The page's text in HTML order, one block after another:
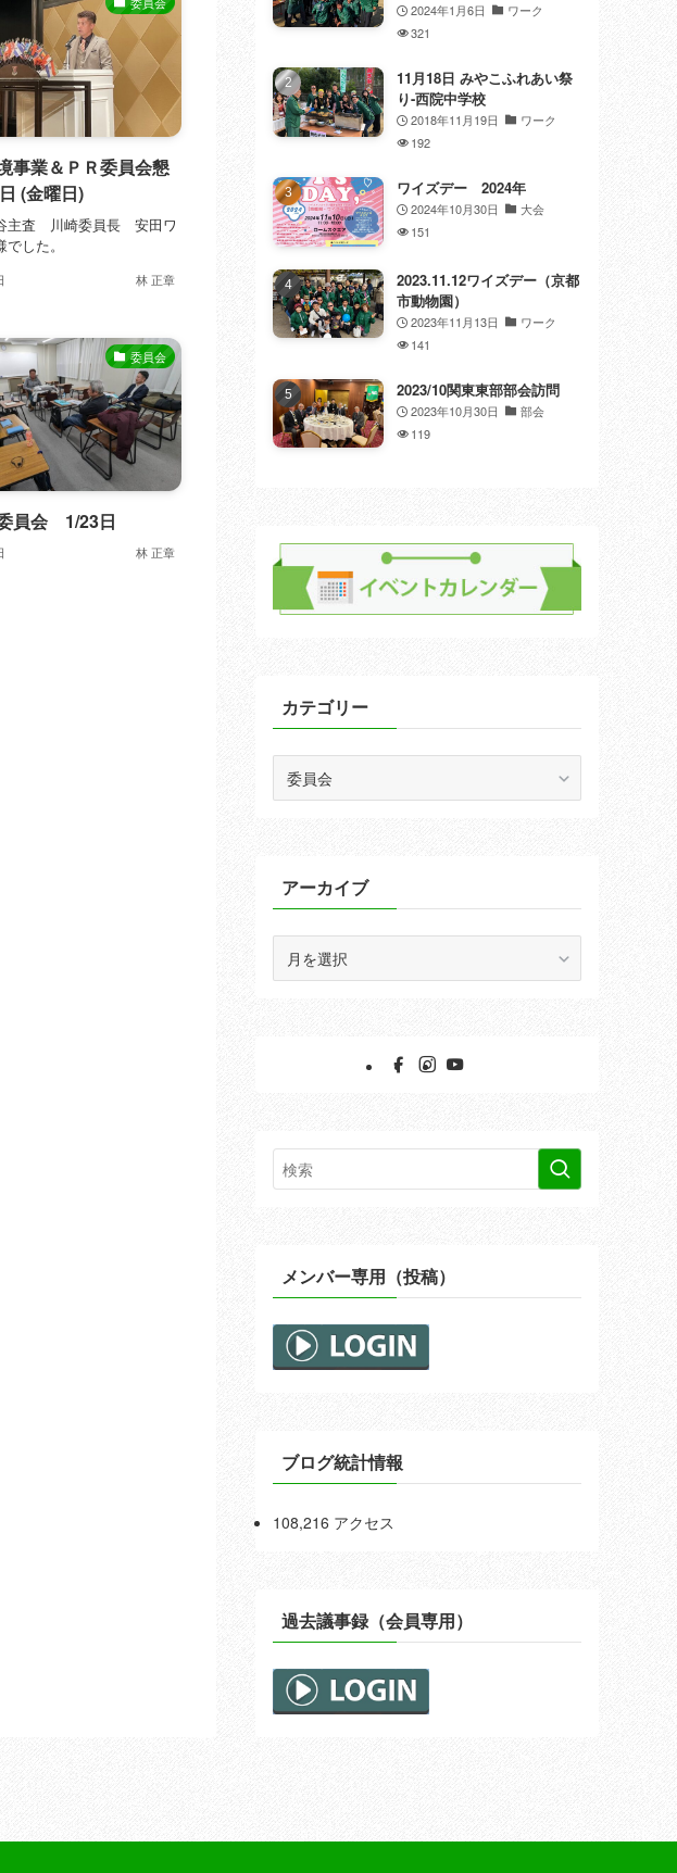
事業＆ＰＲ委員会懇
(金曜日)
主査 川崎委員長 安田ワ
でした。
林 正章
委員会
員会 1/23日
林 正章
2024年1月6日
ワーク
321
11月18日 みやこふれあい祭
り-西院中学校
2018年11月19日
ワーク
192
ワイズデー 2024年
2024年10月30日
大会
151
2023.11.12ワイズデー（京都
市動物園）
2023年11月13日
ワーク
141
2023/10関東東部部会訪問
2023年10月30日
部会
119
カテゴリー
アーカイブ
メンバー専用（投稿）
ブログ統計情報
108,216 アクセス
過去議事録（会員専用）